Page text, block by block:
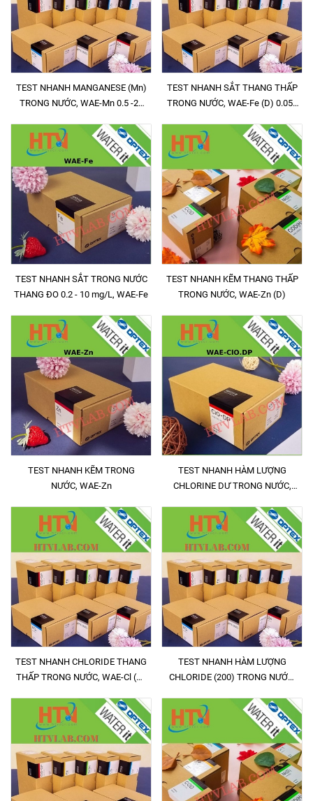
TEST NHANH MANGANESE (Mn)
TRONG NƯỚC, WAE-Mn 0.5 -20
TEST NHANH SẮT THANG THẤP
TRONG NƯỚC, WAE-Fe (D) 0.05 -
TEST NHANH SẮT TRONG NƯỚC
THANG ĐO 0.2 - 10 mg/L, WAE-Fe
TEST NHANH KẼM THANG THẤP
TRONG NƯỚC, WAE-Zn (D)
TEST NHANH KẼM TRONG
NƯỚC, WAE-Zn
TEST NHANH HÀM LƯỢNG
CHLORINE DƯ TRONG NƯỚC,
TEST NHANH CHLORIDE THANG
THẤP TRONG NƯỚC, WAE-Cl (D)
TEST NHANH HÀM LƯỢNG
CHLORIDE (200) TRONG NƯỚC,